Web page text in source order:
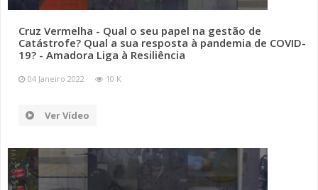
Cruz Vermelha - Qual o seu papel na gestão de
Catástrofe? Qual a sua resposta à pandemia de COVID-
19? - Amadora Liga à Resiliência
04 Janeiro 2022 10 K
Ver Vídeo